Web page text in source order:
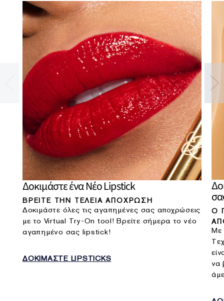
Δοκιμάστε ένα Νέο Lipstick
ΒΡΕΙΤΕ ΤΗΝ ΤΕΛΕΙΑ ΑΠΟΧΡΩΣΗ
Δοκιμάστε όλες τις αγαπημένες σας αποχρώσεις
με το Virtual Try-On tool! Βρείτε σήμερα το νέο
αγαπημένο σας lipstick!
ΔΟΚΙΜΑΣΤΕ LIPSTICKS
Ο
Με
να